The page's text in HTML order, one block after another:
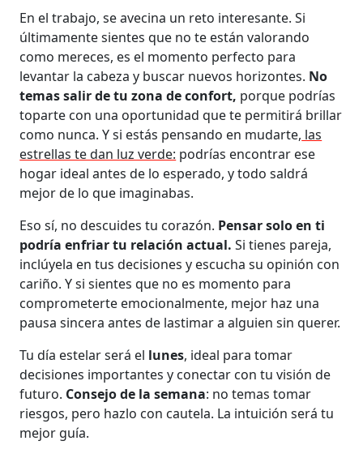
En el trabajo, se avecina un reto interesante. Si
últimamente sientes que no te están valorando
como mereces, es el momento perfecto para
levantar la cabeza y buscar nuevos horizontes. No
temas salir de tu zona de confort, porque podrías
toparte con una oportunidad que te permitirá brillar
como nunca. Y si estás pensando en mudarte, las
estrellas te dan luz verde: podrías encontrar ese
hogar ideal antes de lo esperado, y todo saldrá
mejor de lo que imaginabas.
Eso sí, no descuides tu corazón. Pensar solo en ti
podría enfriar tu relación actual.Si tienes pareja,
inclúyela en tus decisiones y escucha su opinión con
cariño. Y si sientes que no es momento para
comprometerte emocionalmente, mejor haz una
pausa sincera antes de lastimar a alguien sin querer.
Tu día estelar será el lunes, ideal para tomar
decisiones importantes y conectar con tu visión de
futuro. Consejo de la semana: no temas tomar
riesgos, pero hazlo con cautela. La intuición será tu
mejor guía.